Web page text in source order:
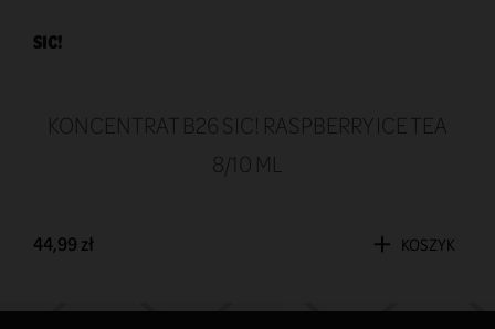
SIC!
KONCENTRAT B26 SIC! RASPBERRY ICE TEA
8/10 ML
44,99 zł KOSZYK